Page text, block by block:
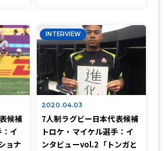
候補
イ
ョナ
INTERVIEW
2020.04.03
7人制ラグビー日本代表候補
トロケ・マイケル選手：イ
ンタビューvol.2「トンガと